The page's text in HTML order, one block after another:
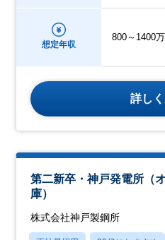
想定年収
800～1400
詳し
第二新卒・神戸発電所（
庫）
株式会社神戸製鋼所